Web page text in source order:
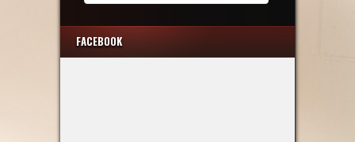
FACEBOOK